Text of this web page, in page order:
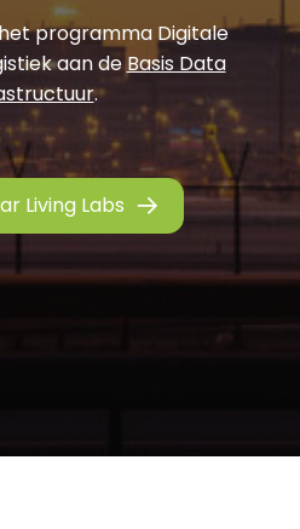
programma Digitale
aan de Basis Data
.
Living Labs